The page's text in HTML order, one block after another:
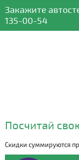
Закажите
135-00-54
Посчитай
Скидки суммируются